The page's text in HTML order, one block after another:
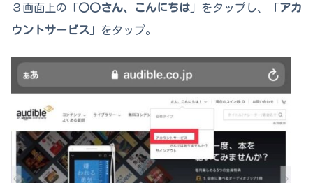
３画面上の「○○さん、こんにちは 」をタップし、「アカ
ウントサービス 」をタップ。